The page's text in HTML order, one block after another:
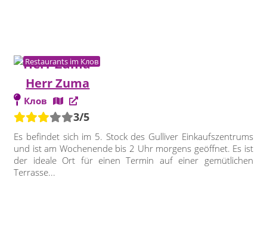
Restaurants im Клов
Herr Zuma
Клов
3/5
Es befindet sich im 5. Stock des Gulliver Einkaufszentrums
und ist am Wochenende bis 2 Uhr morgens geöffnet. Es ist
der ideale Ort für einen Termin auf einer gemütlichen
Terrasse...